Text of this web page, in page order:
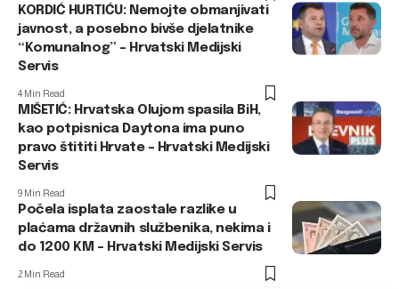
KORDIĆ HURTIĆU: Nemojte obmanjivati
javnost, a posebno bivše djelatnike
“Komunalnog” – Hrvatski Medijski
Servis
4 Min Read
MIŠETIĆ: Hrvatska Olujom spasila BiH,
kao potpisnica Daytona ima puno
pravo štititi Hrvate – Hrvatski Medijski
Servis
9 Min Read
Počela isplata zaostale razlike u
plaćama državnih službenika, nekima i
do 1200 KM – Hrvatski Medijski Servis
2 Min Read